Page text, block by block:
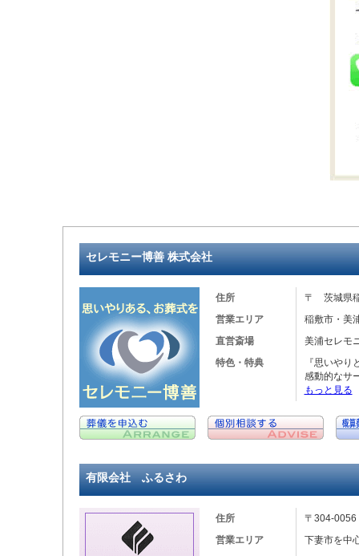
セレモニー博善 株式会社
住所
〒 茨城県
営業エリア
稲敷市・美
直営斎場
美浦セレモ
特色・特典
『思いや
感動的なサ
もっと見る
有限会社 ふるさわ
住所
〒304-
営業エリア
下妻市を中